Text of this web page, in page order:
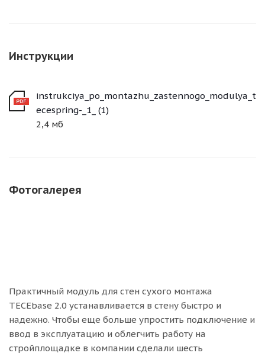
Практичный модуль для стен сухого монтажа
TECEbase 2.0 устанавливается в стену быстро и
надежно. Чтобы еще больше упростить подключение и
ввод в эксплуатацию и облегчить работу на
стройплощадке в компании сделали шесть
Инструкции
instrukciya_po_montazhu_zastennogo_modulya_t
ecespring-_1_ (1)
2,4 мб
Фотогалерея